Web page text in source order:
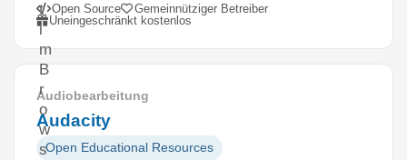
t
i
m
B
r
o
w
s
Open Source
Gemeinnütziger Betreiber
Uneingeschränkt kostenlos
Audiobearbeitung
Audacity
Open Educational Resources